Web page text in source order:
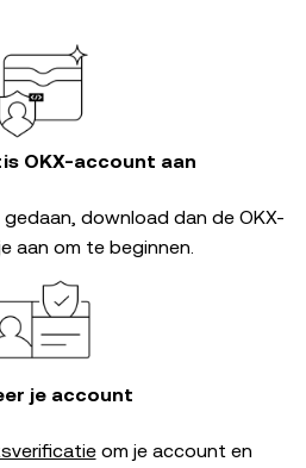
OKX-account aan
download dan de OKX-
aan om te beginnen.
je account
om je account en